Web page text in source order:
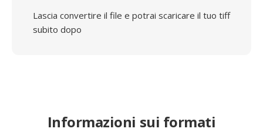
Lascia convertire il file e potrai scaricare il tuo tiff
subito dopo
Informazioni sui formati